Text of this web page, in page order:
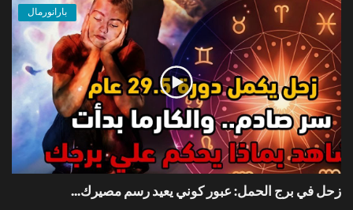
بارانورمال
زحل في برج الحمل: عبور كوني يعيد رسم مصيرك...